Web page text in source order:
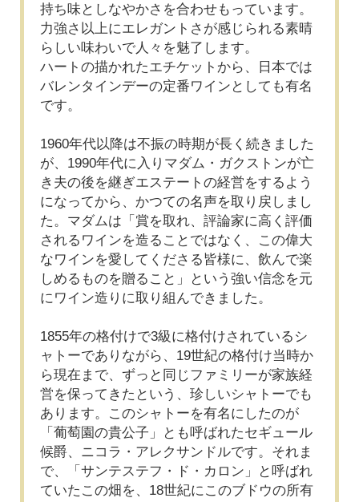
持ち味としなやかさを合わせもっています。
力強さ以上にエレガントさが感じられる素晴
らしい味わいで人々を魅了します。
ハートの描かれたエチケットから、日本では
バレンタインデーの定番ワインとしても有名
です。
1960年代以降は不振の時期が長く続きました
が、1990年代に入りマダム・ガクストンが亡
き夫の後を継ぎエステートの経営をするよう
になってから、かつての名声を取り戻しまし
た。マダムは「賞を取れ、評論家に高く評価
されるワインを造ることではなく、この偉大
なワインを愛してくださる皆様に、飲んで楽
しめるものを贈ること」という強い信念を元
にワイン造りに取り組んできました。
1855年の格付けで3級に格付けされているシ
ャトーでありながら、19世紀の格付け当時か
ら現在まで、ずっと同じファミリーが家族経
営を保ってきたという、珍しいシャトーでも
あります。このシャトーを有名にしたのが
「葡萄園の貴公子」とも呼ばれたセギュール
候爵、ニコラ・アレクサンドルです。それま
で、「サンテステフ・ド・カロン」と呼ばれ
ていたこの畑を、18世紀にこのブドウの所有